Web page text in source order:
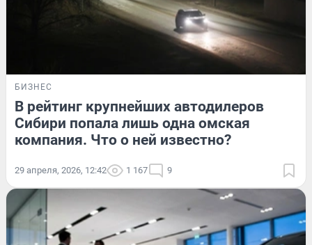
БИЗНЕС
В рейтинг крупнейших автодилеров
Сибири попала лишь одна омская
компания. Что о ней известно?
29 апреля, 2026, 12:42 1 167 9